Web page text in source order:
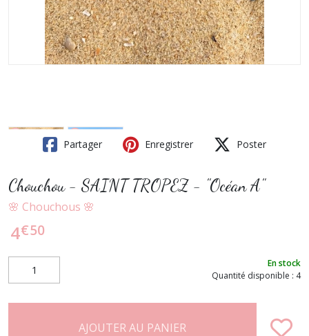
Partager Enregistrer Poster
Chouchou - SAINT TROPEZ - "Océan A"
🌸 Chouchous 🌸
4€50
En stock
Quantité disponible : 4
AJOUTER AU PANIER